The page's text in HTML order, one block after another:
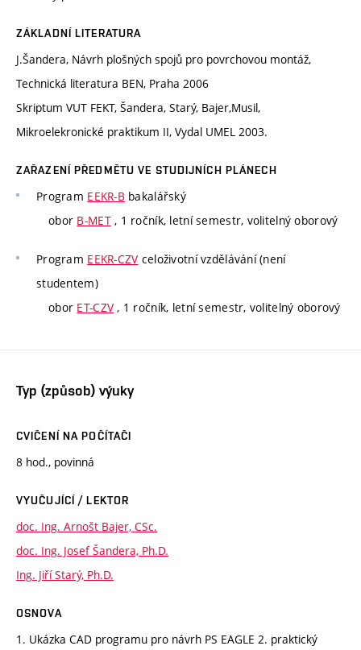
ZÁKLADNÍ LITERATURA
J.Šandera, Návrh plošných spojů pro povrchovou montáž,
Technická literatura BEN, Praha 2006
Skriptum VUT FEKT, Šandera, Starý, Bajer,Musil,
Mikroelekronické praktikum II, Vydal UMEL 2003.
ZAŘAZENÍ PŘEDMĚTU VE STUDIJNÍCH PLÁNECH
Program EEKR-B bakalářský
obor B-MET, 1 ročník, letní semestr, volitelný oborový
Program EEKR-CZV celoživotní vzdělávání (není
studentem)
obor ET-CZV , 1 ročník, letní semestr, volitelný oborový
Typ (způsob) výuky
CVIČENÍ NA POČÍTAČI
8 hod., povinná
VYUČUJÍCÍ / LEKTOR
doc. Ing. Arnošt Bajer, CSc.
doc. Ing. Josef Šandera, Ph.D.
Ing. Jiří Starý, Ph.D.
OSNOVA
1. Ukázka CAD programu pro návrh PS EAGLE 2. praktický